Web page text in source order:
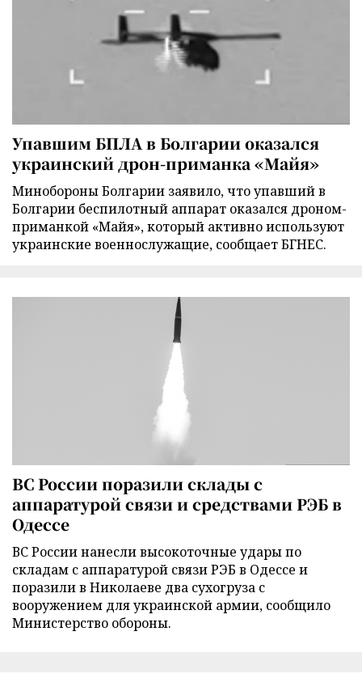
Упавшим БПЛА в Болгарии оказался
украинский дрон-приманка «Майя»
Минобороны Болгарии заявило, что упавший в
Болгарии беспилотный аппарат оказался дроном-
приманкой «Майя», который активно используют
украинские военнослужащие, сообщает БГНЕС.
ВС России поразили склады с
аппаратурой связи и средствами РЭБ в
Одессе
ВС России нанесли высокоточные удары по
складам с аппаратурой связи РЭБ в Одессе и
поразили в Николаеве два сухогруза с
вооружением для украинской армии, сообщило
Министерство обороны.